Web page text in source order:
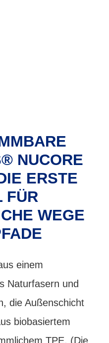
NUCORE
ERSTE
FÜR
WEGE
einem
Naturfasern und
die Außenschicht
biobasiertem
TPE. (Die